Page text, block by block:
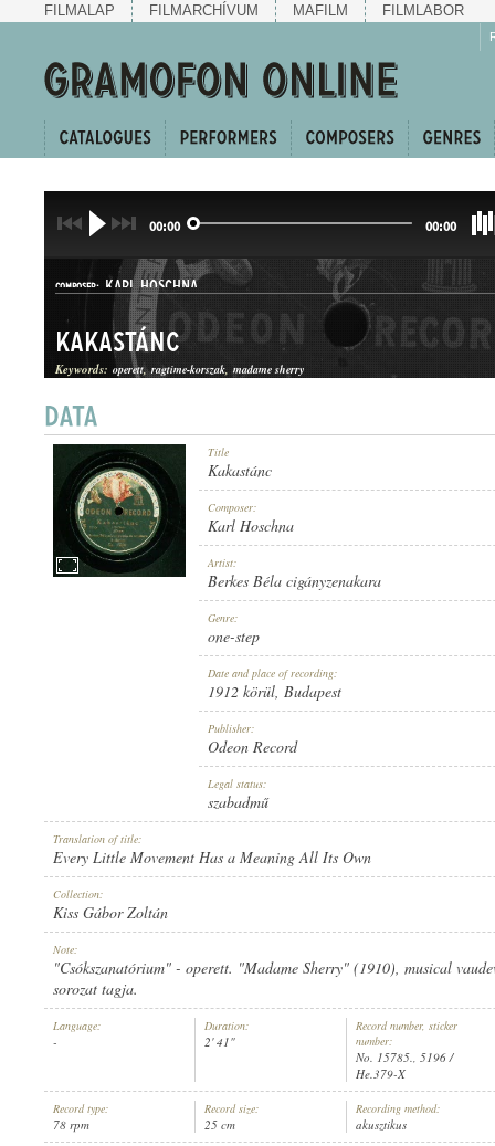
FILMALAP FILMARCHÍVUM MAFILM FILMLABOR
00:00 00:00
ARTIST: BERKES BÉLA CIGÁNYZENAKARA
COMPOSER: KARL HOSCHNA
GENRE: ONE-STEP
RECORD NUMBER:
Kakastánc
Keywords: operett ragtime-korszak madame sherry
Title
Kakastánc
Composer:
Karl Hoschna
Artist:
Berkes Béla cigányzenakara
Genre:
one-step
Date and place of recording:
1912 körül, Budapest
Publisher:
Odeon Record
Legal status:
szabadmű
Translation of title:
Every Little Movement Has a Meaning All Its Own
Collection:
Kiss Gábor Zoltán
Note:
"Csókszanatórium" - operett. "Madame Sherry" (1910), musical
sorozat tagja.
Language:
-
Duration:
2' 41"
Record number, sticker
number:
No. 15785., 5196 /
He.379-X
Record type:
78 rpm
Record size:
25 cm
Recording method:
akusztikus